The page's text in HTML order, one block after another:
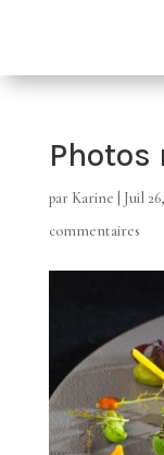
par Karine Juil
commentaires